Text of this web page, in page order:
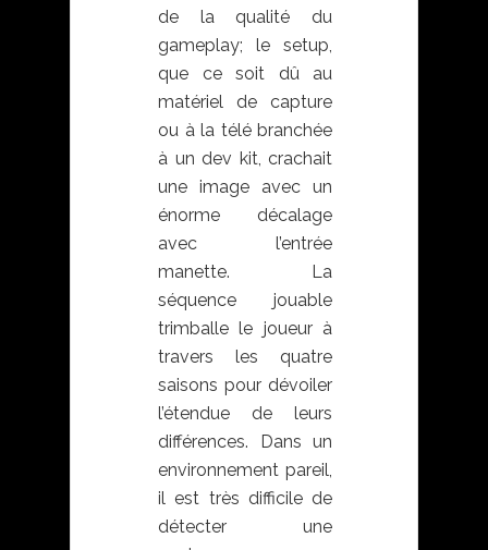
de la qualité du
gameplay; le setup,
que ce soit dû au
matériel de capture
ou à la télé branchée
à un dev kit, crachait
une image avec un
énorme décalage
avec l’entrée
manette. La
séquence jouable
trimballe le joueur à
travers les quatre
saisons pour dévoiler
l’étendue de leurs
différences. Dans un
environnement pareil,
il est très difficile de
détecter une